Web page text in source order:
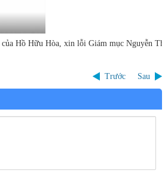
Hồ Hữu Hòa, xin lỗi Giám mục Nguyễn
Trước Sau